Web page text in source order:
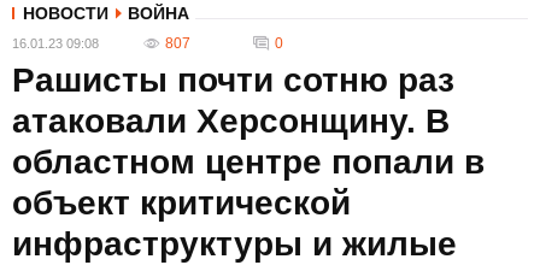
НОВОСТИ ВОЙНА
16.01.23 09:08 807 0
Рашисты почти сотню раз
атаковали Херсонщину. В
областном центре попали в
объект критической
инфраструктуры и жилые